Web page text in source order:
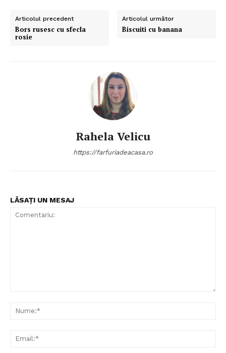
Articolul precedent
Bors rusesc cu sfecla
rosie
Articolul următor
Biscuiti cu banana
Rahela Velicu
https://farfuriadeacasa.ro
LĂSAȚI UN MESAJ